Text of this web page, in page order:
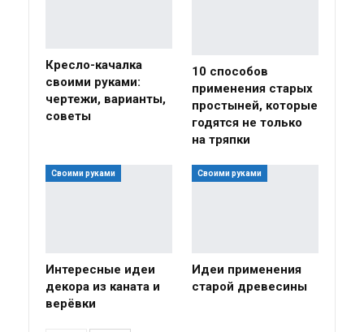
Кресло-качалка
своими руками:
чертежи, варианты,
советы
10 способов
применения старых
простыней, которые
годятся не только
на тряпки
Своими руками
Интересные идеи
декора из каната и
верёвки
Своими руками
Идеи применения
старой древесины